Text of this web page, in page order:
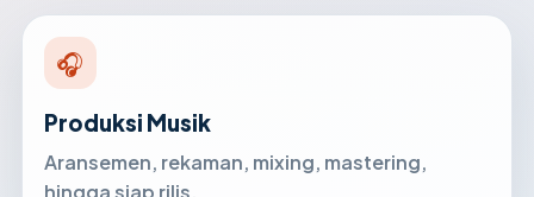
🎧
Produksi Musik
Aransemen, rekaman, mixing, mastering,
hingga siap rilis.